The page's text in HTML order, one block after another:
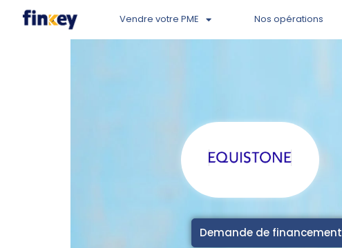
Vendre votre PME Nos opérations
Demande de financement